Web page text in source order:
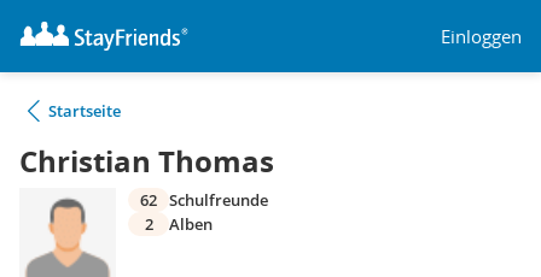
Einloggen
Startseite
Christian Thomas
62 Schulfreunde
2
Alben